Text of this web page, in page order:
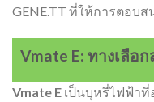
GENE.TT ที่ให้การตอบ
Vmate E: ทางเลือ
Vmate E เป็นบุหรี่ไฟฟ้า